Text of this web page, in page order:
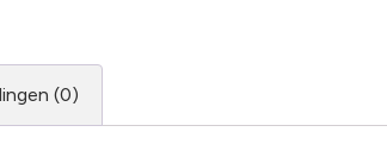
(0)